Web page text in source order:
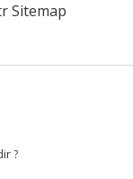
Sitemap
?